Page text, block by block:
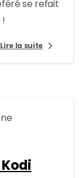
se refait
Lire la suite